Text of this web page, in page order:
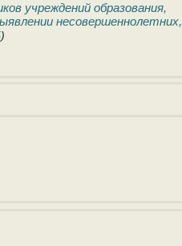
учреждений образования,
несовершеннолетних,